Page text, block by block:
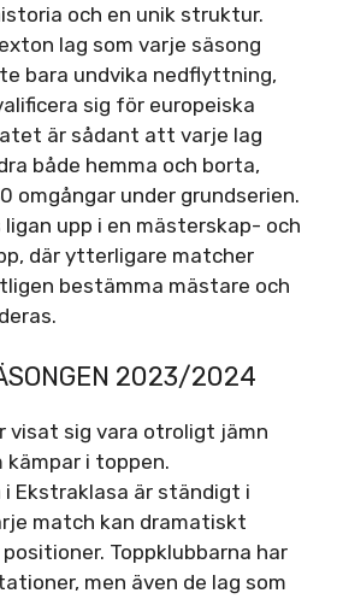
och en unik struktur.
lag som varje säsong
bara undvika nedflyttning,
sig för europeiska
är sådant att varje lag
både hemma och borta,
omgångar under grundserien.
upp i en mästerskap- och
där ytterligare matcher
bestämma mästare och
2023/2024
visat sig vara otroligt jämn
kämpar i toppen.
Ekstraklasa är ständigt i
match kan dramatiskt
Toppklubbarna har
men även de lag som